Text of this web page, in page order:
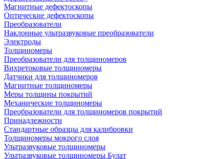
Магнитные дефектоскопы
Оптические дефектоскопы
Преобразователи
Наклонные ультразвуковые преобразователи
Электроды
Толщиномеры
Преобразователи для толщиномеров
Вихретоковые толщиномеры
Датчики для толщиномеров
Магнитные толщиномеры
Меры толщины покрытий
Механические толщиномеры
Преобразователи для толщиномеров покрытий
Принадлежности
Стандартные образцы для калибровки
Толщиномеры мокрого слоя
Ультразвуковые толщиномеры
Ультразвуковые толщиномеры Булат